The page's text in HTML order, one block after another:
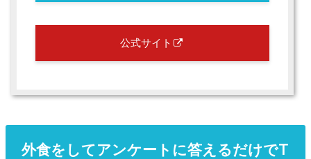
公式サイト
外食をしてアンケートに答えるだけでT